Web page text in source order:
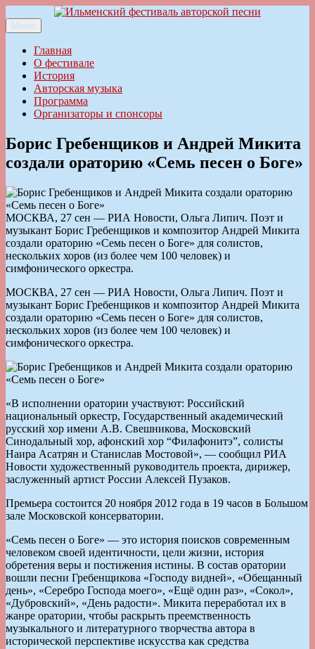
к
содержимому
Ильменский фестиваль авторской песни
Меню
Главная
О фестивале
История
Авторская музыка
Программа
Организаторы и спонсоры
Борис Гребенщиков и Андрей Микита
создали ораторию «Семь песен о Боге»
МОСКВА, 27 сен — РИА Новости, Ольга Липич. Поэт и
музыкант Борис Гребенщиков и композитор Андрей Микита
создали ораторию «Семь песен о Боге» для солистов,
нескольких хоров (из более чем 100 человек) и
симфонического оркестра.
МОСКВА, 27 сен — РИА Новости, Ольга Липич. Поэт и
музыкант Борис Гребенщиков и композитор Андрей Микита
создали ораторию «Семь песен о Боге» для солистов,
нескольких хоров (из более чем 100 человек) и
симфонического оркестра.
«В исполнении оратории участвуют: Российский
национальный оркестр, Государственный академический
русский хор имени А.В. Свешникова, Московский
Синодальный хор, афонский хор “Филафонитэ”, солисты
Наира Асатрян и Станислав Мостовой», — сообщил РИА
Новости художественный руководитель проекта, дирижер,
заслуженный артист России Алексей Пузаков.
Премьера состоится 20 ноября 2012 года в 19 часов в Большом
зале Московской консерватории.
«Семь песен о Боге» — это история поисков современным
человеком своей идентичности, цели жизни, история
обретения веры и постижения истины. В состав оратории
вошли песни Гребенщикова «Господу видней», «Обещанный
день», «Серебро Господа моего», «Ещё один раз», «Сокол»,
«Дубровский», «День радости». Микита переработал их в
жанре оратории, чтобы раскрыть преемственность
музыкального и литературного творчества автора в
исторической перспективе искусства как средства